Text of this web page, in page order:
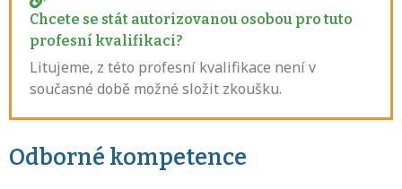
Chcete se stát autorizovanou osobou pro tuto
profesní kvalifikaci?
Litujeme, z této profesní kvalifikace není v
současné době možné složit zkoušku.
Odborné kompetence